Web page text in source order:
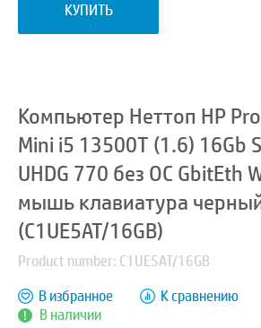
КУПИТЬ
Компьютер Неттоп HP
Mini i5 13500T (1.6) 16Gb
UHDG 770 без ОС GbitEth
мышь клавиатура
(C1UE5AT/16GB)
Product number: C1UE5AT/16GB
В наличии
В избранное К сравнению